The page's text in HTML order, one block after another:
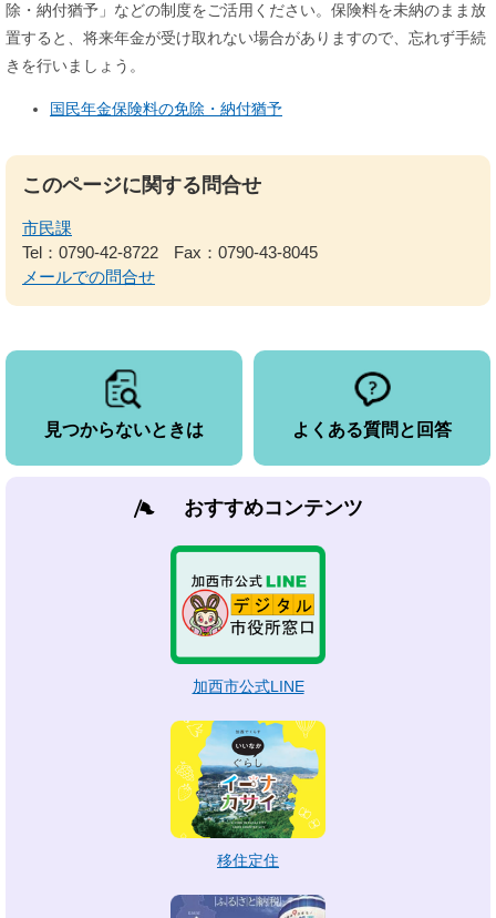
除・納付猶予」などの制度をご活用ください。保険料を未納のまま放
置すると、将来年金が受け取れない場合がありますので、忘れず手続
きを行いましょう。
国民年金保険料の免除・納付猶予
このページに関する問合せ
市民課
Tel：0790-42-8722
Fax：0790-43-8045
メールでの問合せ
見つからないときは よくある質問と回答
おすすめコンテンツ
加西市公式LINE
移住定住